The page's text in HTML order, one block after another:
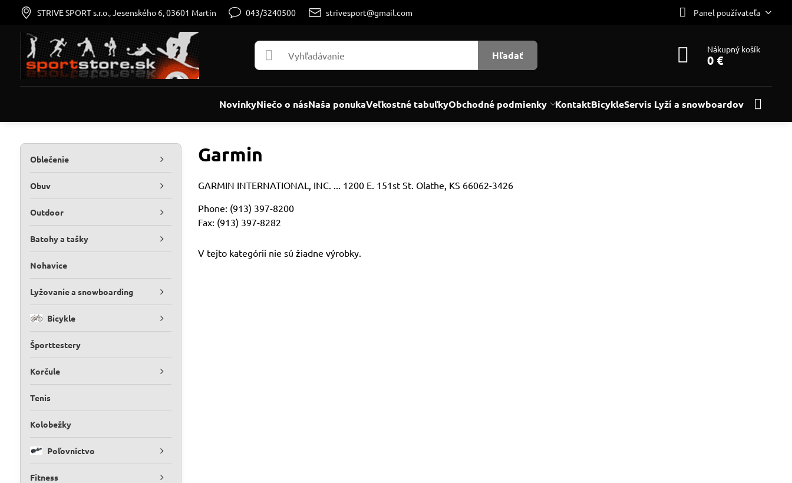
STRIVE SPORT s.r.o., Jesenského 6, 03601 Martin 043/3240500 strivesport@gmail.com Panel používateľa
Hľadať Nákupný košík
0 €
NovinkyNiečo o násNaša ponukaVeľkostné tabuľkyObchodné podmienky KontaktBicykleServis Lyží a snowboardov
Garmin
GARMIN INTERNATIONAL, INC. ... 1200 E. 151st St. Olathe, KS 66062-3426
Phone: (913) 397-8200
Fax: (913) 397-8282
V tejto kategórii nie sú žiadne výrobky.
Oblečenie
Obuv
Outdoor
Batohy a tašky
Nohavice
Lyžovanie a snowboarding
Bicykle
Športtestery
Korčule
Tenis
Kolobežky
Poľovníctvo
Fitness